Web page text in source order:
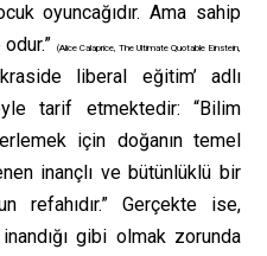
oyuncağıdır. Ama sahip
(Alice Calaprice, The Ultimate Quotable Einstein,
liberal eğitim’ adlı
tarif etmektedir: “Bilim
için doğanın temel
inançlı ve bütünlüklü bir
refahıdır.” Gerçekte ise,
gibi olmak zorunda